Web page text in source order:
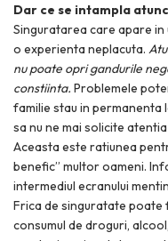
Dar ce se intampla
Singuratarea care apare
o experienta neplacuta.
nu poate opri gandurile
constiinta. Problemele
familie stau in
sa nu ne mai solicite
Aceasta este ratiunea
benefic” multor oameni.
intermediul ecranului
Frica de singuratate poate
consumul de droguri,